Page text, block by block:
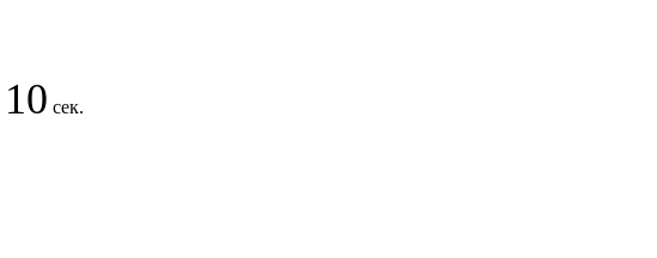
10 сек.